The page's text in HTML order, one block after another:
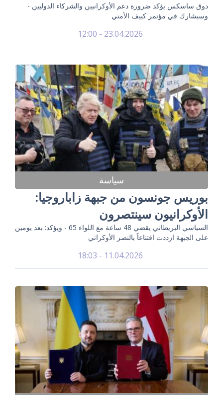
دوق ساسكس يؤكد ضرورة دعم الأوكرانيين والشركاء الدوليين -
وسيشارك في مؤتمر كييف الأمني
23.04.2026 - 12:00
سياسة
بوريس جونسون من جبهة زاباروجيا:
الأوكرانيون سينتصرون
السياسي البريطاني يقضي 48 ساعة مع اللواء 65 - ويؤكد: بعد يومين
على الجبهة ازددت اقتناعاً بالنصر الأوكراني
11.04.2026 - 18:03